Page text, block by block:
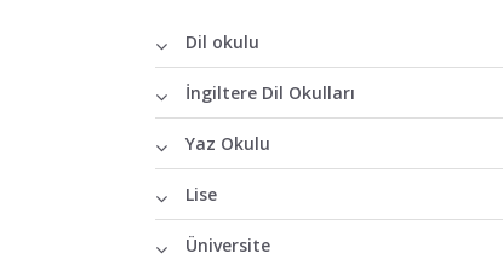
Dil okulu
İngiltere Dil Okulları
Yaz Okulu
Lise
Üniversite